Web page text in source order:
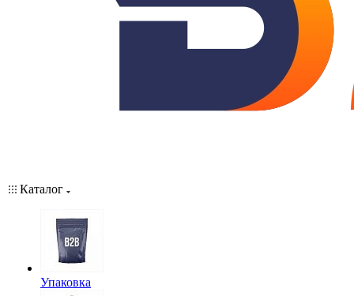
Каталог
Упаковка